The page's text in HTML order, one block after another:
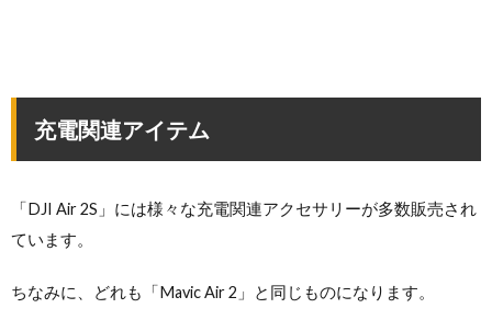
充電関連アイテム
「DJI Air 2S」には様々な充電関連アクセサリーが多数販売され
ています。
ちなみに、どれも「Mavic Air 2」と同じものになります。